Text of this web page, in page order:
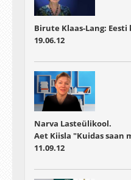
Birute Klaas-Lang:
19.06.12
Narva Lasteülikool.
Aet Kiisla "Kuidas saan
11.09.12